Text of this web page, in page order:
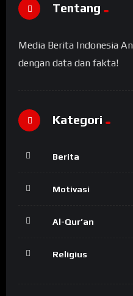
Tentang
Media Berita Indonesia
dengan data dan fakta!
Kategori
Berita
Motivasi
Al-Qur’an
Religius